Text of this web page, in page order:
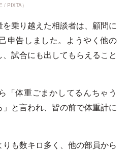
/ PIXTA）
乗り越えた相談者は、顧問に
申告しました。ようやく他の
試合にも出してもらえること
「体重ごまかしてるんちゃう
と言われ、皆の前で体重計に
も数キロ多く、他の部員から